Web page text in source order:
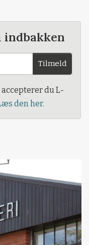
indbakken
Tilmeld
du L-
den her.